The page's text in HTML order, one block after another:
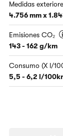
Medidas
4.756 mm x
Emisiones CO₂
143 - 162 g/km
Consumo (X l/
5,5 - 6,2 l/